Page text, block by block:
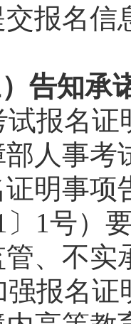
报名信
知承
试报名证
人事考
明事项
〕1号）
、不实
强报名证